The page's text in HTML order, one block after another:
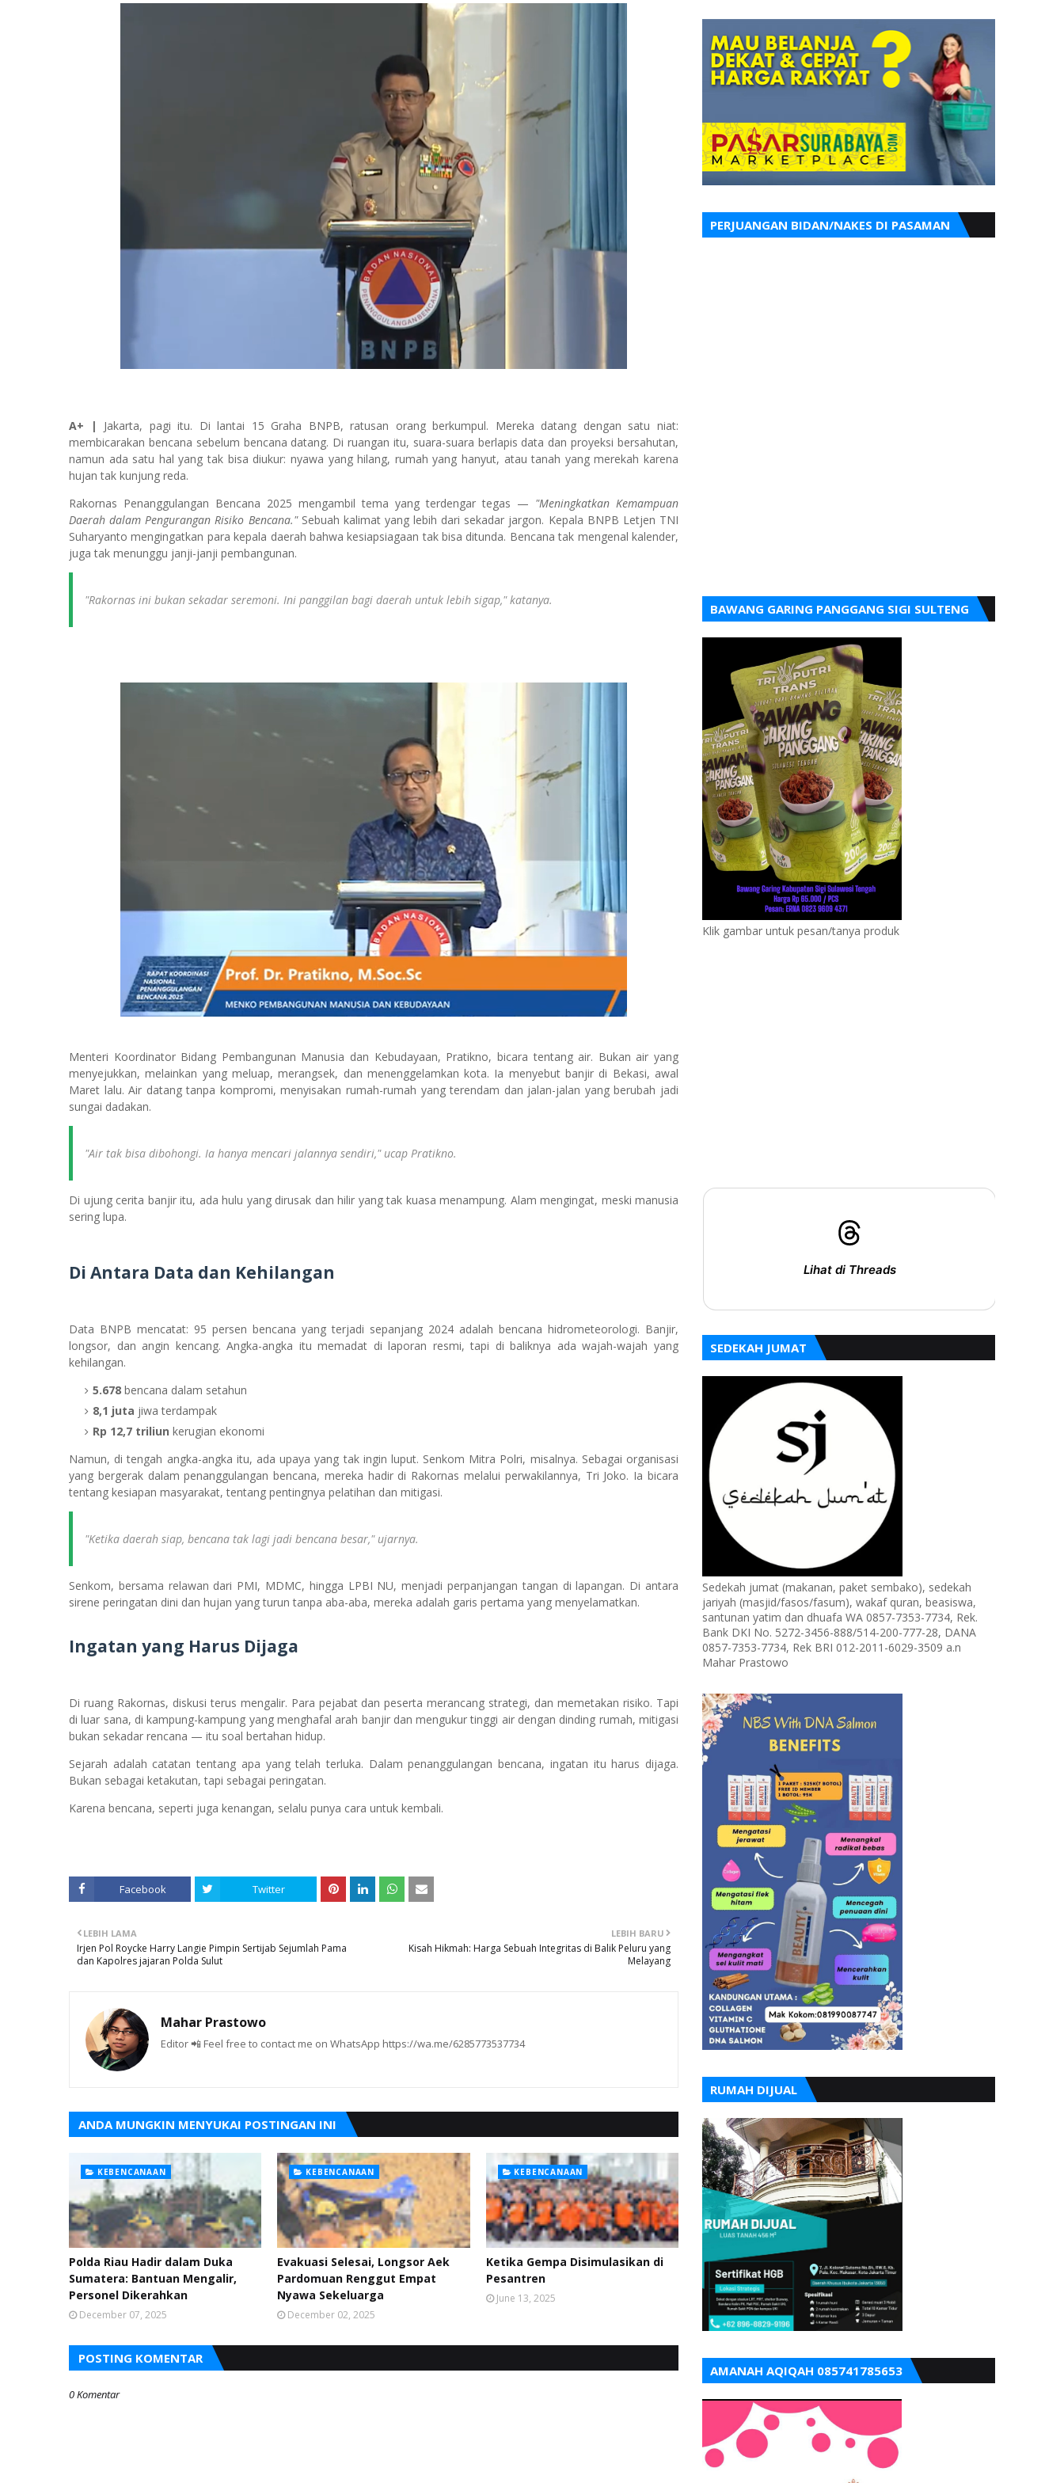
A+ | Jakarta, pagi itu. Di lantai 15 Graha BNPB, ratusan orang berkumpul. Mereka datang dengan satu niat:
membicarakan bencana sebelum bencana datang. Di ruangan itu, suara-suara berlapis data dan proyeksi bersahutan,
namun ada satu hal yang tak bisa diukur: nyawa yang hilang, rumah yang hanyut, atau tanah yang merekah karena
hujan tak kunjung reda.
Rakornas Penanggulangan Bencana 2025 mengambil tema yang terdengar tegas — "Meningkatkan Kemampuan
Daerah dalam Pengurangan Risiko Bencana."Sebuah kalimat yang lebih dari sekadar jargon. Kepala BNPB Letjen TNI
Suharyanto mengingatkan para kepala daerah bahwa kesiapsiagaan tak bisa ditunda. Bencana tak mengenal kalender,
juga tak menunggu janji-janji pembangunan.
"Rakornas ini bukan sekadar seremoni. Ini panggilan bagi daerah untuk lebih sigap,"katanya.
Menteri Koordinator Bidang Pembangunan Manusia dan Kebudayaan, Pratikno, bicara tentang air. Bukan air yang
menyejukkan, melainkan yang meluap, merangsek, dan menenggelamkan kota. Ia menyebut banjir di Bekasi, awal
Maret lalu. Air datang tanpa kompromi, menyisakan rumah-rumah yang terendam dan jalan-jalan yang berubah jadi
sungai dadakan.
"Air tak bisa dibohongi. Ia hanya mencari jalannya sendiri,"ucap Pratikno.
Di ujung cerita banjir itu, ada hulu yang dirusak dan hilir yang tak kuasa menampung. Alam mengingat, meski manusia
sering lupa.
Di Antara Data dan Kehilangan
Data BNPB mencatat: 95 persen bencana yang terjadi sepanjang 2024 adalah bencana hidrometeorologi. Banjir,
longsor, dan angin kencang. Angka-angka itu memadat di laporan resmi, tapi di baliknya ada wajah-wajah yang
kehilangan.
5.678 bencana dalam setahun
8,1 juta jiwa terdampak
Rp 12,7 triliun kerugian ekonomi
Namun, di tengah angka-angka itu, ada upaya yang tak ingin luput. Senkom Mitra Polri, misalnya. Sebagai organisasi
yang bergerak dalam penanggulangan bencana, mereka hadir di Rakornas melalui perwakilannya, Tri Joko. Ia bicara
tentang kesiapan masyarakat, tentang pentingnya pelatihan dan mitigasi.
"Ketika daerah siap, bencana tak lagi jadi bencana besar,"ujarnya.
Senkom, bersama relawan dari PMI, MDMC, hingga LPBI NU, menjadi perpanjangan tangan di lapangan. Di antara
sirene peringatan dini dan hujan yang turun tanpa aba-aba, mereka adalah garis pertama yang menyelamatkan.
Ingatan yang Harus Dijaga
Di ruang Rakornas, diskusi terus mengalir. Para pejabat dan peserta merancang strategi, dan memetakan risiko. Tapi
di luar sana, di kampung-kampung yang menghafal arah banjir dan mengukur tinggi air dengan dinding rumah, mitigasi
bukan sekadar rencana — itu soal bertahan hidup.
Sejarah adalah catatan tentang apa yang telah terluka. Dalam penanggulangan bencana, ingatan itu harus dijaga.
Bukan sebagai ketakutan, tapi sebagai peringatan.
Karena bencana, seperti juga kenangan, selalu punya cara untuk kembali.
Facebook Twitter
LEBIH BARU
Kisah Hikmah: Harga Sebuah Integritas di Balik Peluru yang
Melayang
LEBIH LAMA
Irjen Pol Roycke Harry Langie Pimpin Sertijab Sejumlah Pama
dan Kapolres jajaran Polda Sulut
Mahar Prastowo
Editor 📲 Feel free to contact me on WhatsApp https://wa.me/6285773537734
ANDA MUNGKIN MENYUKAI POSTINGAN INI
KEBENCANAAN
Polda Riau Hadir dalam Duka
Sumatera: Bantuan Mengalir,
Personel Dikerahkan
December 07, 2025
KEBENCANAAN
Evakuasi Selesai, Longsor Aek
Pardomuan Renggut Empat
Nyawa Sekeluarga
December 02, 2025
KEBENCANAAN
Ketika Gempa Disimulasikan di
Pesantren
June 13, 2025
POSTING KOMENTAR
0 Komentar
PERJUANGAN BIDAN/NAKES DI PASAMAN
BAWANG GARING PANGGANG SIGI SULTENG
Klik gambar untuk pesan/tanya produk
Lihat di Threads
SEDEKAH JUMAT
Sedekah jumat (makanan, paket sembako), sedekah
jariyah (masjid/fasos/fasum), wakaf quran, beasiswa,
santunan yatim dan dhuafa WA 0857-7353-7734, Rek.
Bank DKI No. 5272-3456-888/514-200-777-28, DANA
0857-7353-7734, Rek BRI 012-2011-6029-3509 a.n
Mahar Prastowo
RUMAH DIJUAL
AMANAH AQIQAH 085741785653